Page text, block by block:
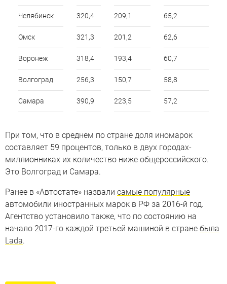
Челябинск 320,4 209,1 65,2
Омск 321,3 201,2 62,6
Воронеж 318,4 193,4 60,7
Волгоград 256,3 150,7 58,8
Самара 390,9 223,5 57,2
При том, что в среднем по стране доля иномарок
составляет 59 процентов, только в двух городах-
миллионниках их количество ниже общероссийского.
Это Волгоград и Самара.
Ранее в «Автостате» назвали самые популярные
автомобили иностранных марок в РФ за 2016-й год.
Агентство установило также, что по состоянию на
начало 2017-го каждой третьей машиной в стране была
Lada.